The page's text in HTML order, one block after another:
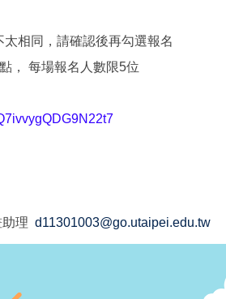
相同，請確認後再勾選報名
， 每場報名人數限5位
理 d11301003@go.utaipei.edu.tw